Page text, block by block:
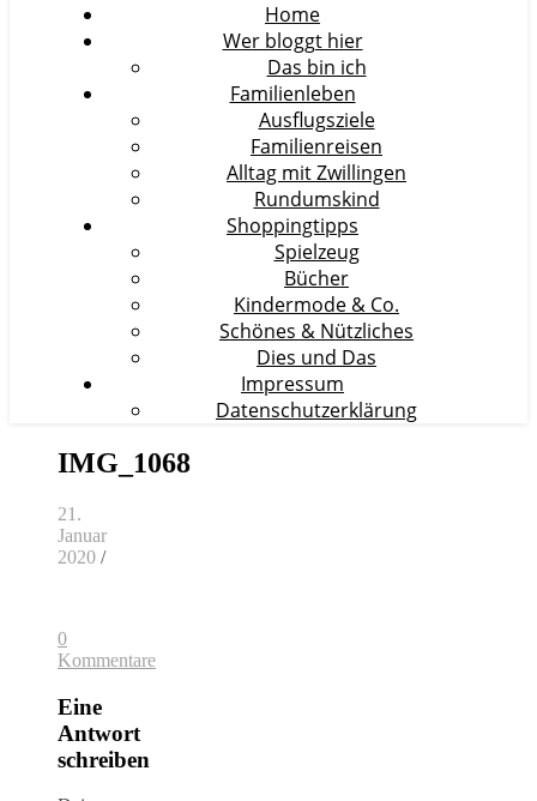
Home
Wer bloggt hier
Das bin ich
Familienleben
Ausflugsziele
Familienreisen
Alltag mit Zwillingen
Rundumskind
Shoppingtipps
Spielzeug
Bücher
Kindermode & Co.
Schönes & Nützliches
Dies und Das
Impressum
Datenschutzerklärung
IMG_1068
21.
Januar
2020 /
0
Kommentare
Eine
Antwort
schreiben